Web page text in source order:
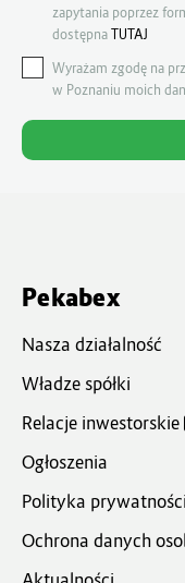
zapytania poprzez
dostępna TUTAJ
Wyrażam zgodę na
w Poznaniu moich
Pekabex
Nasza działalność
Władze spółki
Relacje inwestorskie
Ogłoszenia
Polityka prywatności
Ochrona danych